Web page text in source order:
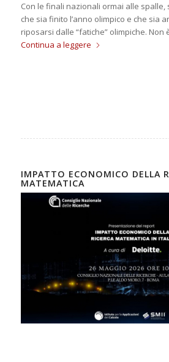
Con le finali nazionali ormai alle
che sia finito l’anno olimpico e che sia
riposarsi dalle “fatiche” olimpiche. Non
Continua a leggere
IMPATTO ECONOMICO DELLA
MATEMATICA